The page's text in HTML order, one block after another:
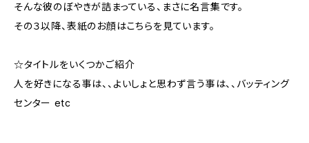
そんな彼のぼやきが詰まっている、まさに名言集です。
その３以降、表紙のお顔はこちらを見ています。
☆タイトルをいくつかご紹介
人を好きになる事は、、よいしょと思わず言う事は、、バッティング
センター etc